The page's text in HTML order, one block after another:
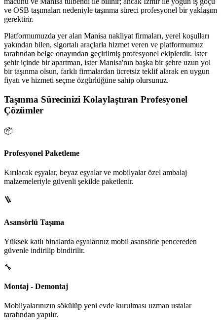
ve OSB taşımaları nedeniyle taşınma süreci profesyonel bir yaklaşım
gerektirir.
Platformumuzda yer alan Manisa nakliyat firmaları, yerel koşulları
yakından bilen, sigortalı araçlarla hizmet veren ve platformumuz
tarafından belge onayından geçirilmiş profesyonel ekiplerdir. İster
şehir içinde bir apartman, ister Manisa'nın başka bir şehre uzun yol
bir taşınma olsun, farklı firmalardan ücretsiz teklif alarak en uygun
fiyatı ve hizmeti seçme özgürlüğüne sahip olursunuz.
Taşınma Sürecinizi Kolaylaştıran Profesyonel
Çözümler
📦
Profesyonel Paketleme
Kırılacak eşyalar, beyaz eşyalar ve mobilyalar özel ambalaj
malzemeleriyle güvenli şekilde paketlenir.
🪜
Asansörlü Taşıma
Yüksek katlı binalarda eşyalarınız mobil asansörle pencereden
güvenle indirilip bindirilir.
🔧
Montaj - Demontaj
Mobilyalarınızın sökülüp yeni evde kurulması uzman ustalar
tarafından yapılır.